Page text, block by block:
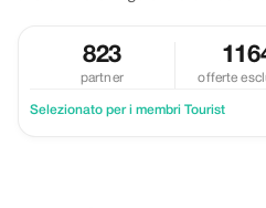
823
partner offerte
Selezionato per i membri Tourist